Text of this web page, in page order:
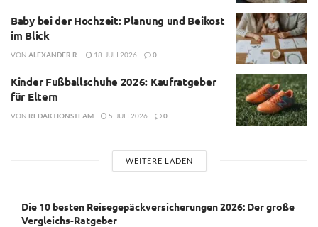
Baby bei der Hochzeit: Planung und Beikost
im Blick
VON ALEXANDER R. 18. JULI 2026 0
Kinder Fußballschuhe 2026: Kaufratgeber
für Eltern
VON REDAKTIONSTEAM 5. JULI 2026 0
WEITERE LADEN
Die 10 besten Reisegepäckversicherungen 2026: Der große
Vergleichs-Ratgeber